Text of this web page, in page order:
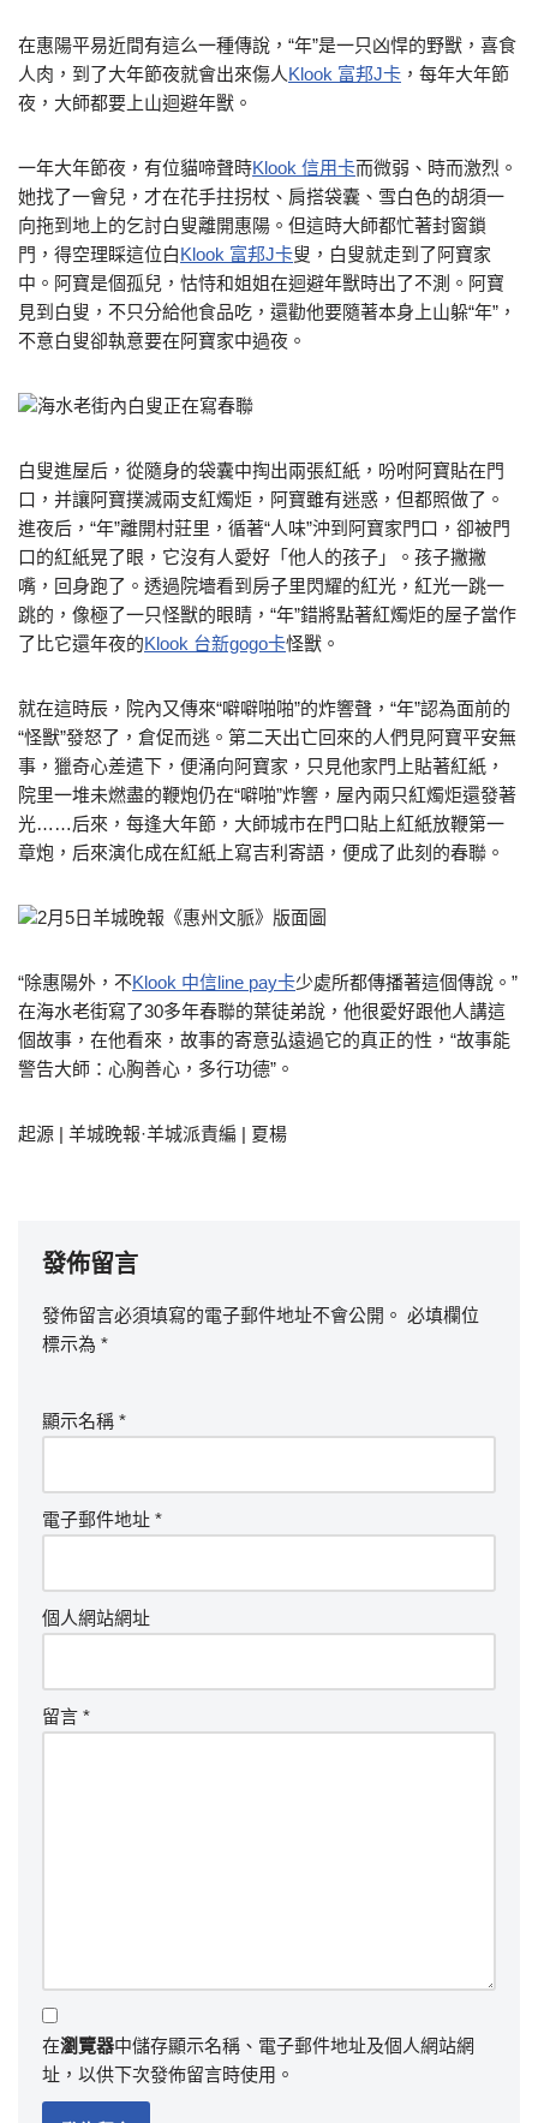
在惠陽平易近間有這么一種傳說，“年”是一只凶悍的野獸，喜食
人肉，到了大年節夜就會出來傷人Klook 富邦J卡 ，每年大年節
夜，大師都要上山迴避年獸。
一年大年節夜，有位貓啼聲時Klook 信用卡而微弱、時而激烈。
她找了一會兒，才在花手拄拐杖、肩搭袋囊、雪白色的胡須一
向拖到地上的乞討白叟離開惠陽。但這時大師都忙著封窗鎖
門，得空理睬這位白Klook 富邦J卡叟，白叟就走到了阿寶家
中。阿寶是個孤兒，怙恃和姐姐在迴避年獸時出了不測。阿寶
見到白叟，不只分給他食品吃，還勸他要隨著本身上山躲“年”，
不意白叟卻執意要在阿寶家中過夜。
海水老街內白叟正在寫春聯
白叟進屋后，從隨身的袋囊中掏出兩張紅紙，吩咐阿寶貼在門
口，并讓阿寶撲滅兩支紅燭炬，阿寶雖有迷惑，但都照做了。
進夜后，“年”離開村莊里，循著“人味”沖到阿寶家門口，卻被門
口的紅紙晃了眼，它沒有人愛好「他人的孩子」。孩子撇撇
嘴，回身跑了。透過院墻看到房子里閃耀的紅光，紅光一跳一
跳的，像極了一只怪獸的眼睛，“年”錯將點著紅燭炬的屋子當作
了比它還年夜的Klook 台新gogo卡怪獸。
就在這時辰，院內又傳來“噼噼啪啪”的炸響聲，“年”認為面前的
“怪獸”發怒了，倉促而逃。第二天出亡回來的人們見阿寶平安無
事，獵奇心差遣下，便涌向阿寶家，只見他家門上貼著紅紙，
院里一堆未燃盡的鞭炮仍在“噼啪”炸響，屋內兩只紅燭炬還發著
光……后來，每逢大年節，大師城市在門口貼上紅紙放鞭第一
章炮，后來演化成在紅紙上寫吉利寄語，便成了此刻的春聯。
2月5日羊城晚報《惠州文脈》版面圖
“除惠陽外，不Klook 中信line pay卡少處所都傳播著這個傳說。”
在海水老街寫了30多年春聯的葉徒弟說，他很愛好跟他人講這
個故事，在他看來，故事的寄意弘遠過它的真正的性，“故事能
警告大師：心胸善心，多行功德”。
起源 | 羊城晚報·羊城派責編 | 夏楊
發佈留言
發佈留言必須填寫的電子郵件地址不會公開。 必填欄位
標示為 *
顯示名稱 *
電子郵件地址 *
個人網站網址
留言 *
在瀏覽器中儲存顯示名稱、電子郵件地址及個人網站網
址，以供下次發佈留言時使用。